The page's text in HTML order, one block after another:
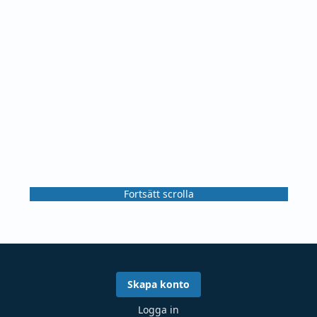
Fortsätt scrolla
Skapa konto
Logga in